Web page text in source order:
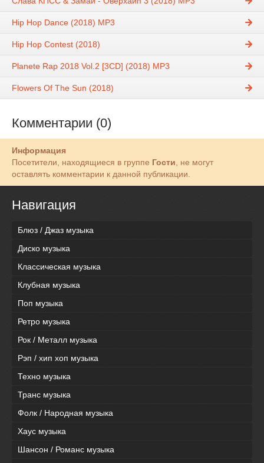
Hip Hop Dance (2018) MP3
Hip Hop Contest (2018)
Planete Rap 2018 Vol.2 [3CD] (2018) MP3
Flowers Of The Sun (2018)
Комментарии (0)
Информация
Посетители, находящиеся в группе Гости, не могут
оставлять комментарии к данной публикации.
Навигация
Блюз / Джаз музыка
Диско музыка
Классическая музыка
Клубная музыка
Поп музыка
Ретро музыка
Рок / Металл музыка
Рэп / хип хоп музыка
Техно музыка
Транс музыка
Фолк / Народная музыка
Хаус музыка
Шансон / Романс музыка